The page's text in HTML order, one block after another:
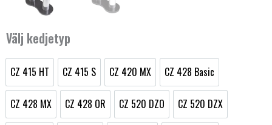
Välj kedjetyp
CZ 415 HT
CZ 415 HT
CZ 415 S
CZ 415 S
CZ 420 MX
CZ 420 MX
CZ 428 Basic
CZ 428 Basic
CZ 428 MX
CZ 428 MX
CZ 428 OR
CZ 428 OR
CZ 520 DZO
CZ 520 DZO
CZ 520 DZX
CZ 520 DZX
Kedjelås
mängd